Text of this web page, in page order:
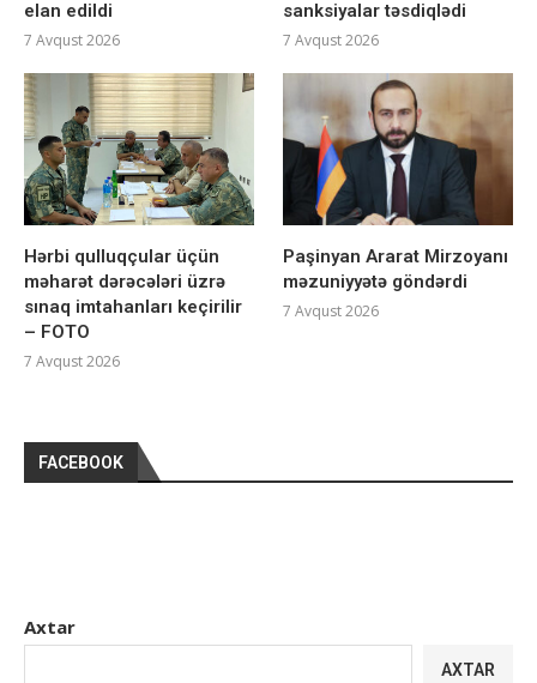
elan edildi
7 Avqust 2026
sanksiyalar təsdiqlədi
7 Avqust 2026
Hərbi qulluqçular üçün
məharət dərəcələri üzrə
sınaq imtahanları keçirilir
– FOTO
7 Avqust 2026
Paşinyan Ararat Mirzoyanı
məzuniyyətə göndərdi
7 Avqust 2026
FACEBOOK
Axtar
AXTAR